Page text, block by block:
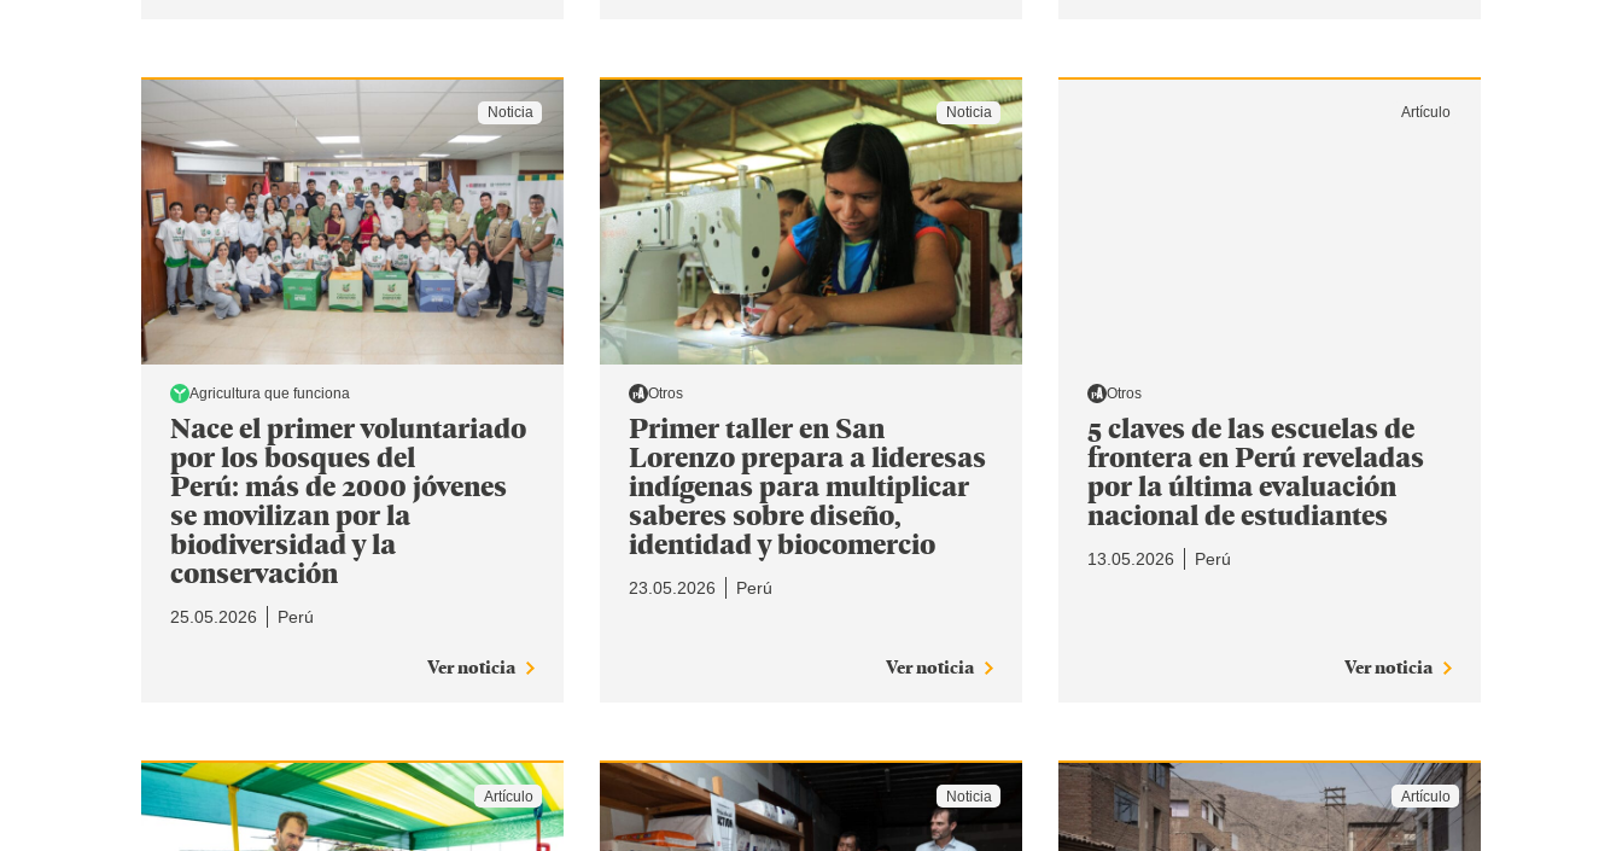
Noticia
Agricultura que funciona
Nace el primer voluntariado
por los bosques del
Perú: más de 2000 jóvenes
se movilizan por la
biodiversidad y la
conservación
25.05.2026 Perú
Ver noticia
Noticia
Otros
Primer taller en San
Lorenzo prepara a lideresas
indígenas para multiplicar
saberes sobre diseño,
identidad y biocomercio
23.05.2026 Perú
Ver noticia
Artículo
Otros
5 claves de las escuelas de
frontera en Perú reveladas
por la última evaluación
nacional de estudiantes
13.05.2026 Perú
Ver noticia
Artículo Noticia Artículo